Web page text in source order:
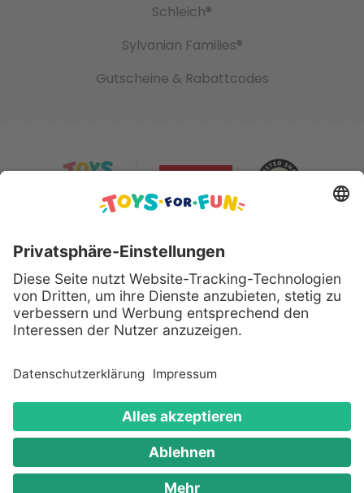
Schleich®
Sylvanian Families®
Gutscheine & Rabattcodes
Sicher bezahlen mit:
Alle genannten Produkte und Logos sind eingetragene
Warenzeichen der jeweiligen Hersteller.
Copyright © 2008 - 2026 Toys for Fun GmbH - Alle
Rechte vorbehalten